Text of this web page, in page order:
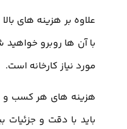
علاوه بر هزینه های
با آن ها روبرو
مورد نیاز کارخانه است.
هزینه های هر کسب و
باید با دقت و